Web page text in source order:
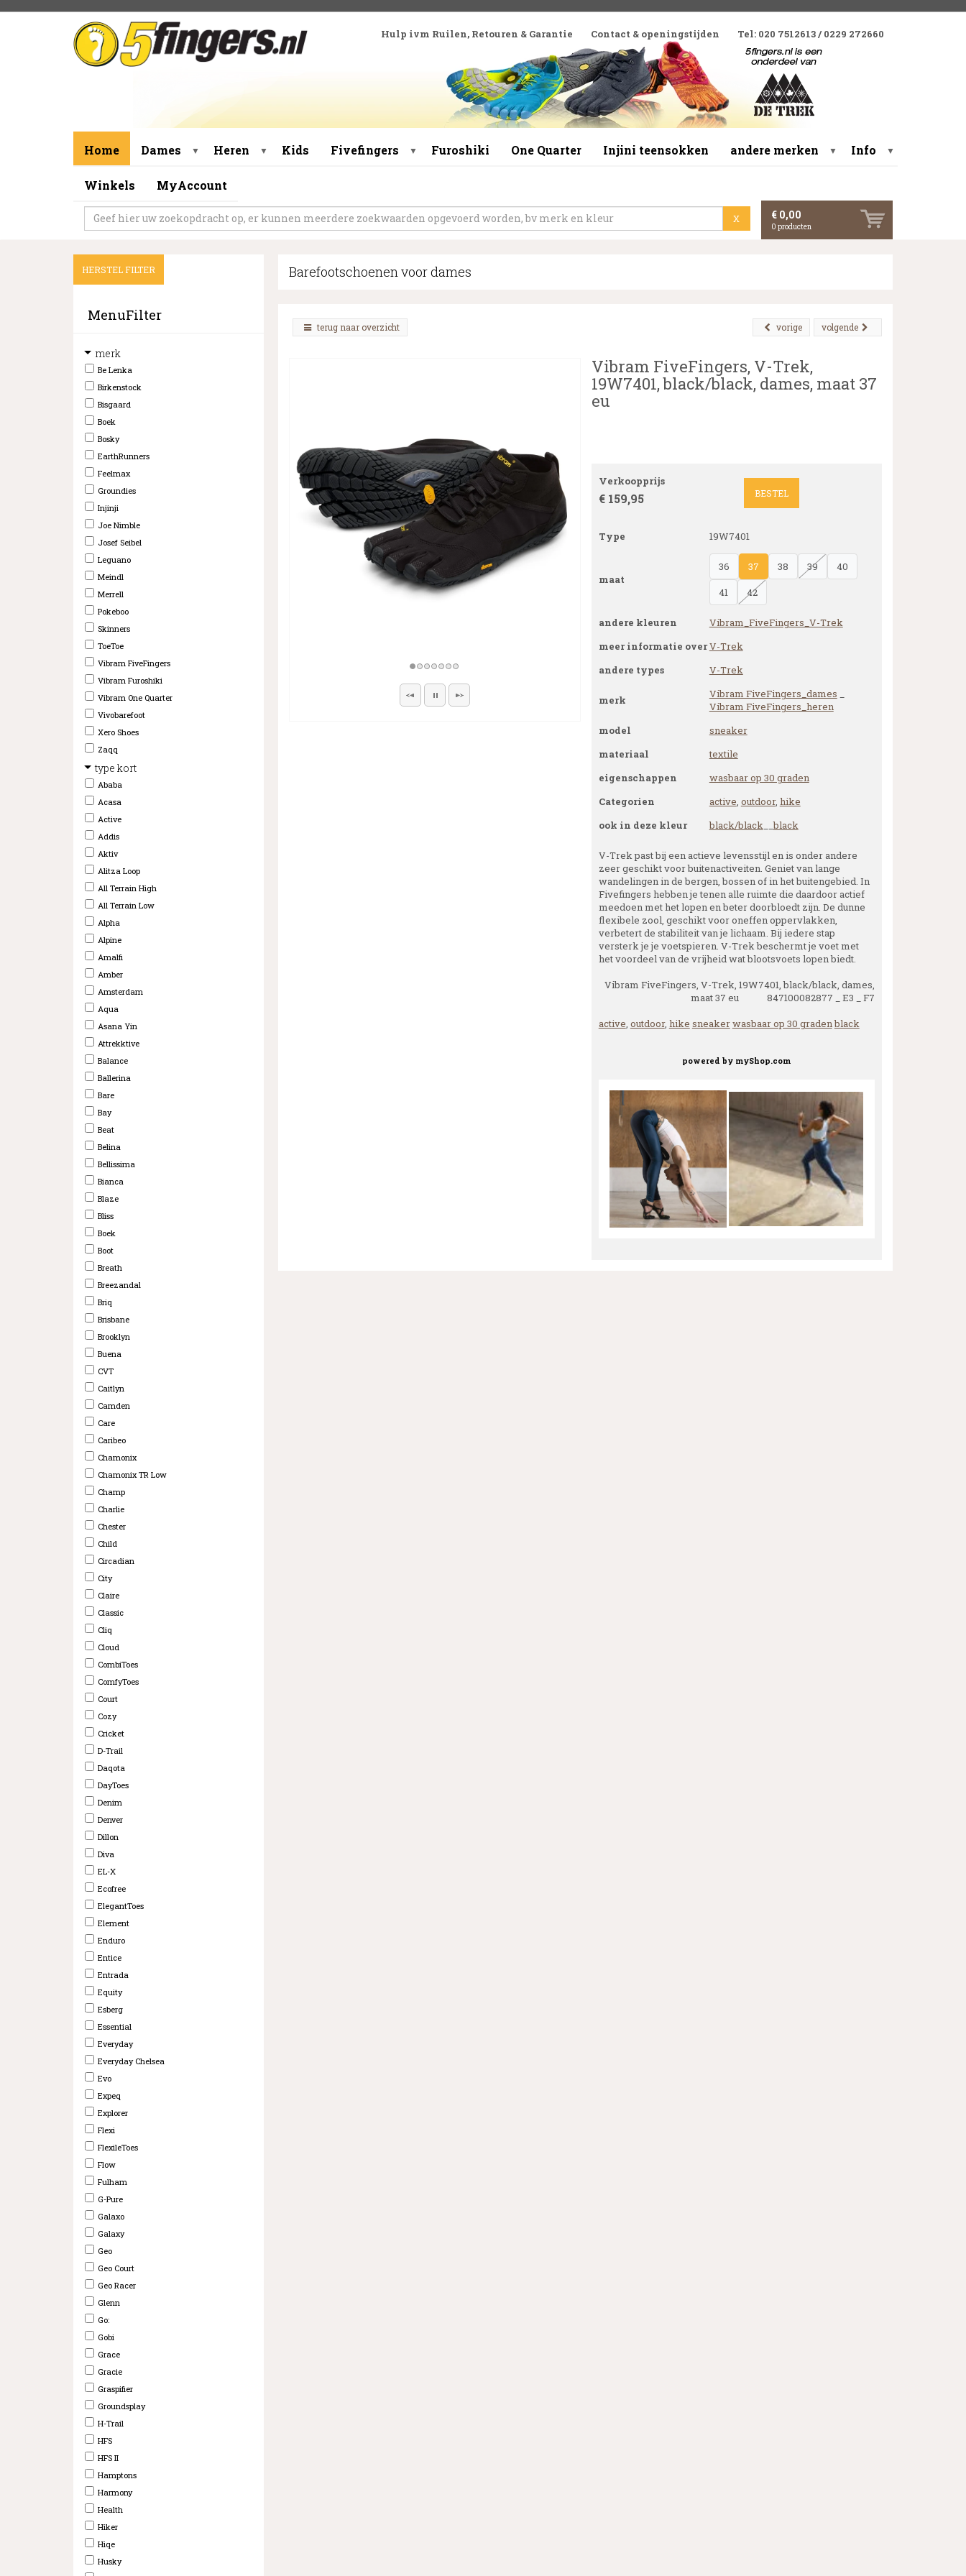
Hulp ivm Ruilen, Retouren & Garantie Contact & openingstijden Tel: 020 7512613 / 0229 272660
Home Dames ▼ Heren ▼ Kids Fivefingers ▼ Furoshiki One Quarter Injini teensokken andere merken ▼ Info ▼
Winkels MyAccount
X € 0,00
0 producten
HERSTEL FILTER
MenuFilter
merk
Be Lenka
Birkenstock
Bisgaard
Boek
Bosky
EarthRunners
Feelmax
Groundies
Injinji
Joe Nimble
Josef Seibel
Leguano
Meindl
Merrell
Pokeboo
Skinners
ToeToe
Vibram FiveFingers
Vibram Furoshiki
Vibram One Quarter
Vivobarefoot
Xero Shoes
Zaqq
type kort
Ababa
Acasa
Active
Addis
Aktiv
Alitza Loop
All Terrain High
All Terrain Low
Alpha
Alpine
Amalfi
Amber
Amsterdam
Aqua
Asana Yin
Attrekktive
Balance
Ballerina
Bare
Bay
Beat
Belina
Bellissima
Bianca
Blaze
Bliss
Boek
Boot
Breath
Breezandal
Briq
Brisbane
Brooklyn
Buena
CVT
Caitlyn
Camden
Care
Caribeo
Chamonix
Chamonix TR Low
Champ
Charlie
Chester
Child
Circadian
City
Claire
Classic
Cliq
Cloud
CombiToes
ComfyToes
Court
Cozy
Cricket
D-Trail
Daqota
DayToes
Denim
Denver
Dillon
Diva
EL-X
Ecofree
ElegantToes
Element
Enduro
Entice
Entrada
Equity
Esberg
Essential
Everyday
Everyday Chelsea
Evo
Expeq
Explorer
Flexi
FlexileToes
Flow
Fulham
G-Pure
Galaxo
Galaxy
Geo
Geo Court
Geo Racer
Glenn
Go:
Gobi
Grace
Gracie
Graspifier
Groundsplay
H-Trail
HFS
HFS II
Hamptons
Harmony
Health
Hiker
Hiqe
Husky
Barefootschoenen voor dames
terug naar overzicht volgende
vorige
Vibram FiveFingers, V-Trek,
19W7401, black/black, dames, maat 37
eu
Verkoopprijs
€ 159,95 BESTEL
Type 19W7401
maat
36 37 38 39
40
41
42
andere kleuren
Vibram_FiveFingers_V-Trek
meer informatie overV-Trek
andere types
V-Trek
merk Vibram FiveFingers_dames
Vibram FiveFingers_heren
model
sneaker
materiaal
textile
eigenschappen
wasbaar op 30 graden
Categorien
active, outdoor, hike
ook in deze kleur
black/black__black
V-Trek past bij een actieve levensstijl en is onder andere
zeer geschikt voor buitenactiveiten. Geniet van lange
wandelingen in de bergen, bossen of in het buitengebied. In
Fivefingers hebben je tenen alle ruimte die daardoor actief
meedoen met het lopen en beter doorbloedt zijn. De dunne
flexibele zool, geschikt voor oneffen oppervlakken,
verbetert de stabiliteit van je lichaam. Bij iedere stap
versterk je je voetspieren. V-Trek beschermt je voet met
het voordeel van de vrijheid wat blootsvoets lopen biedt.
Vibram FiveFingers, V-Trek, 19W7401, black/black, dames,
maat 37 eu 847100082877 _ E3 _ F7
active, outdoor, hike sneakerwasbaar op 30 gradenblack
powered by myShop.com